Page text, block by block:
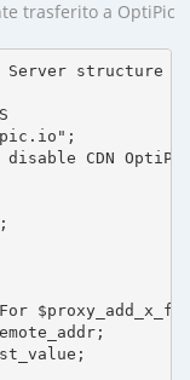
trasferito a OptiPic
structure
CDN